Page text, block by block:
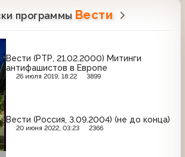
программы Вести
Вести (РТР, 21.02.2000) Митинги
антифашистов в Европе
26 июля 2019, 18:22 3899
Вести (Россия, 3.09.2004) (не до конца)
20 июня 2022, 03:23 2366